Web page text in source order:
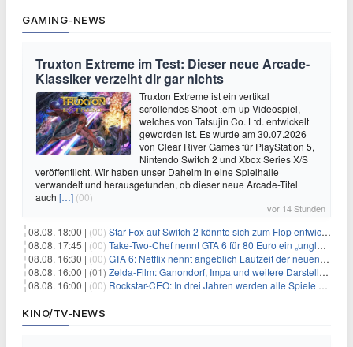
GAMING-NEWS
Truxton Extreme im Test: Dieser neue Arcade-
Klassiker verzeiht dir gar nichts
Truxton Extreme ist ein vertikal
scrollendes Shoot-‚em-up-Videospiel,
welches von Tatsujin Co. Ltd. entwickelt
geworden ist. Es wurde am 30.07.2026
von Clear River Games für PlayStation 5,
Nintendo Switch 2 und Xbox Series X/S
veröffentlicht. Wir haben unser Daheim in eine Spielhalle
verwandelt und herausgefunden, ob dieser neue Arcade-Titel
auch […] (00)
vor 14 Stunden
08.08. 18:00 | (00) Star Fox auf Switch 2 könnte sich zum Flop entwickeln
08.08. 17:45 | (00) Take-Two-Chef nennt GTA 6 für 80 Euro ein „unglaubliches Schnäppchen“
08.08. 16:30 | (00) GTA 6: Netflix nennt angeblich Laufzeit der neuen Gameplay-Präsentation
08.08. 16:00 | (01) Zelda-Film: Ganondorf, Impa und weitere Darsteller sollen feststehen
08.08. 16:00 | (00) Rockstar-CEO: In drei Jahren werden alle Spiele gestreamt
KINO/TV-NEWS